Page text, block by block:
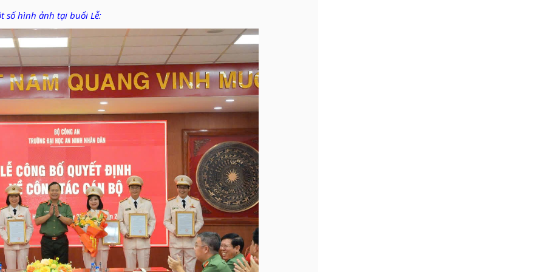
số hình ảnh tại buổi Lễ: